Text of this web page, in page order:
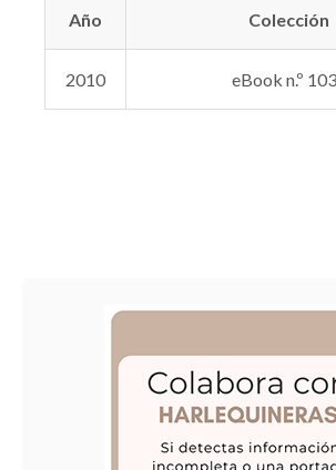
Año Colección
2010 eBook n.º